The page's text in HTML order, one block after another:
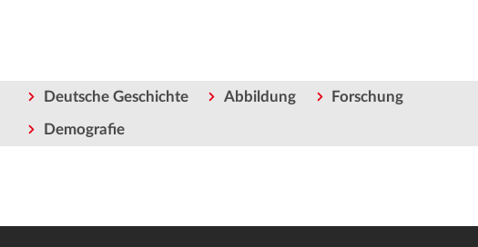
Deutsche Geschichte Abbildung Forschung
Demografie